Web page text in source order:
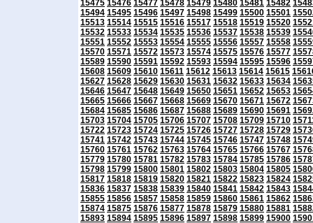
15475 15476 15477 15478 15479 15480 15481 15482
15494 15495 15496 15497 15498 15499 15500 15501
15513 15514 15515 15516 15517 15518 15519 15520
15532 15533 15534 15535 15536 15537 15538 15539
15551 15552 15553 15554 15555 15556 15557 15558
15570 15571 15572 15573 15574 15575 15576 15577
15589 15590 15591 15592 15593 15594 15595 15596
15608 15609 15610 15611 15612 15613 15614 15615
15627 15628 15629 15630 15631 15632 15633 15634
15646 15647 15648 15649 15650 15651 15652 15653
15665 15666 15667 15668 15669 15670 15671 15672
15684 15685 15686 15687 15688 15689 15690 15691
15703 15704 15705 15706 15707 15708 15709 15710
15722 15723 15724 15725 15726 15727 15728 15729
15741 15742 15743 15744 15745 15746 15747 15748
15760 15761 15762 15763 15764 15765 15766 15767
15779 15780 15781 15782 15783 15784 15785 15786
15798 15799 15800 15801 15802 15803 15804 15805
15817 15818 15819 15820 15821 15822 15823 15824
15836 15837 15838 15839 15840 15841 15842 15843
15855 15856 15857 15858 15859 15860 15861 15862
15874 15875 15876 15877 15878 15879 15880 15881
15893 15894 15895 15896 15897 15898 15899 15900